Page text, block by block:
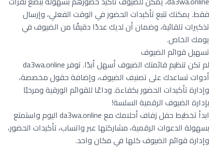
فقط. يمكنك تتبع تأكيدات الحضور في الوقت الفعلي، وإرسال
تذكيرات تلقائية، وضمان أن لديك عددًا دقيقًا من الضيوف في
يومك الخاص.
تسهيل قوائم الضيوف
لم تكن تنظيم قائمتك الضيوف أسهل أبدًا. توفر da3wa.online
أدوات تساعدك على تصنيف الضيوف، وإضافة حقول مخصصة،
وإدارة تأكيدات الحضور بكفاءة. وداعًا للقوائم الورقية ومرحبًا
بإدارة الضيوف الرقمية السلسة!
ابدأ تخطيط حفل زفاف أحلامك مع da3wa.online اليوم واستمتع
بسهولة الدعوات الرقمية، مشاركتها عبر واتساب، تأكيدات الحضور،
وإدارة قوائم الضيوف كلها في مكان واحد.